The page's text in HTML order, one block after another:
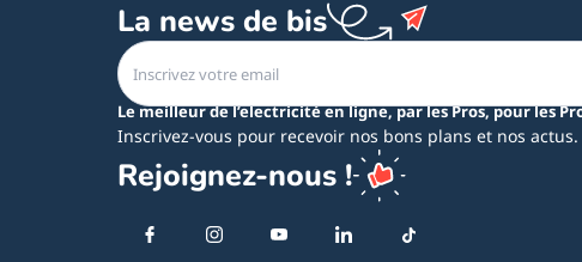
La news de bis
Le meilleur de l’electricité en ligne, par les Pros, pour les
Inscrivez-vous pour recevoir nos bons plans et nos actus.
Rejoignez-nous !